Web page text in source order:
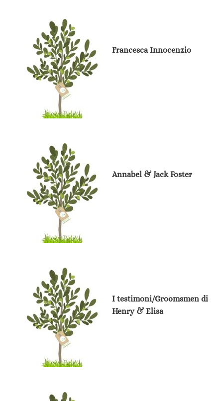
Francesca Innocenzio
Annabel & Jack Foster
I testimoni/Groomsmen di
Henry & Elisa